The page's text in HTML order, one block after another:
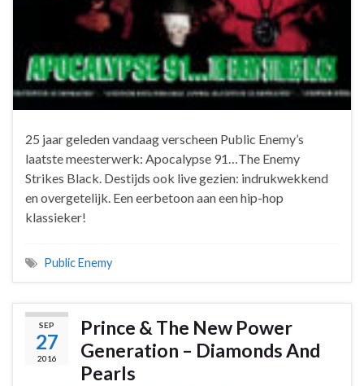
25 jaar geleden vandaag verscheen Public Enemy’s
laatste meesterwerk: Apocalypse 91…The Enemy
Strikes Black. Destijds ook live gezien: indrukwekkend
en overgetelijk. Een eerbetoon aan een hip-hop
klassieker!
Public Enemy
SEP
27
2016
Prince & The New Power
Generation – Diamonds And
Pearls